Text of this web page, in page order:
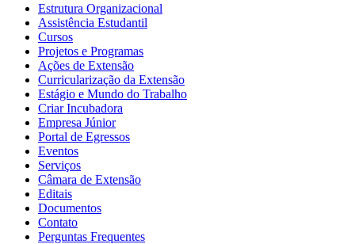
Estrutura Organizacional
Assistência Estudantil
Cursos
Projetos e Programas
Ações de Extensão
Curricularização da Extensão
Estágio e Mundo do Trabalho
Criar Incubadora
Empresa Júnior
Portal de Egressos
Eventos
Serviços
Câmara de Extensão
Editais
Documentos
Contato
Perguntas Frequentes